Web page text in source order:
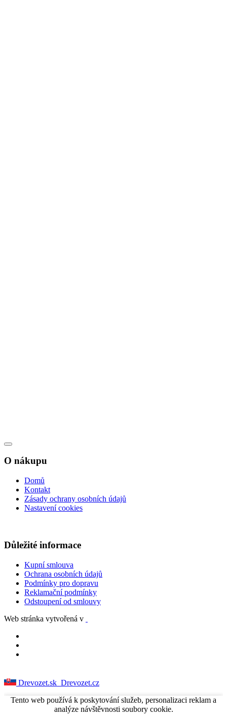
O nákupu
Domů
Kontakt
Zásady ochrany osobních údajů
Nastavení cookies
Důležité informace
Kupní smlouva
Ochrana osobních údajů
Podmínky pro dopravu
Reklamační podmínky
Odstoupení od smlouvy
Web stránka vytvořená v
Drevozet.sk Drevozet.cz
Tento web používá k poskytování služeb, personalizaci reklam a
analýze návštěvnosti soubory cookie.